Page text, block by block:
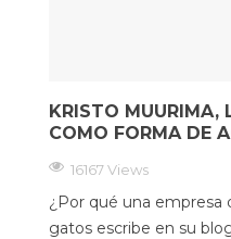
KRISTO MUURIMA,
COMO FORMA DE
16167 Views
¿Por qué una empresa
gatos escribe en su